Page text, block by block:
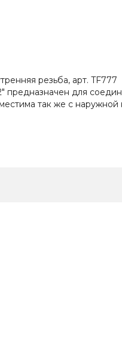
резьба, арт. TF777
для
так же с